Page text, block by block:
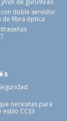
doble servidor
de fibra óptica
necesitas para
CCS3